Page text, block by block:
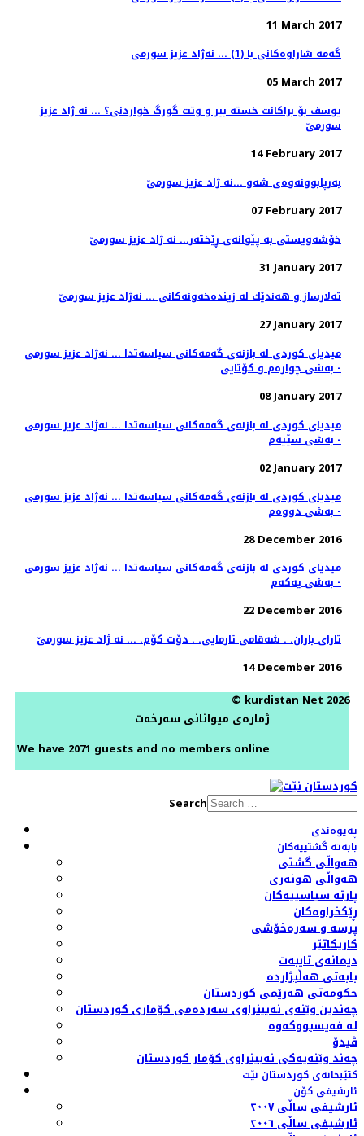
11 March 2017
گه‌مه‌ شاراوه‌كانی با (1) ... نه‌ژاد عزیز سورمی
05 March 2017
یوسف بۆ براكانت خسته‌ بیر و وتت گورگ خواردنی؟ ... نه ژاد عزیز
سورمێ
14 February 2017
به‌رپابوونه‌وه‌ی شه‌و ...نه ژاد عزيز سورمێ
07 February 2017
خۆشه‌ویستی به‌ پێوانه‌ی ڕێخته‌ر... نه ژاد عزیز سورمێ
31 January 2017
ته‌لارساز و هه‌ندێك له‌ زینده‌خه‌ونه‌كانی ... نەژاد عزیز سورمێ
27 January 2017
میدیای كوردی له‌ بازنه‌ی گه‌مه‌كانی سیاسه‌تدا ... نه‌ژاد عزیز سورمی
- به‌شی چواره‌م و كۆتایی
08 January 2017
میدیای كوردی له‌ بازنه‌ی گه‌مه‌كانی سیاسه‌تدا ... نه‌ژاد عزیز سورمی
- به‌شی سێیه‌م
02 January 2017
میدیای كوردی له‌ بازنه‌ی گه‌مه‌كانی سیاسه‌تدا ... نه‌ژاد عزیز سورمی
- به‌شی دووه‌م
28 December 2016
میدیای كوردی له‌ بازنه‌ی گه‌مه‌كانی سیاسه‌تدا ... نه‌ژاد عزیز سورمی
- به‌شی یه‌كه‌م
22 December 2016
تارای باران. . شه‌قامی تارمایی. . دۆت كۆم. ... نه ژاد عزیز سورمێ
14 December 2016
© kurdistan Net 2026
ژمارەی میوانانی سەرخەت
We have 2071 guests and no members online
Search
پەیوەندی
بابەتە گشتییەکان
هەواڵی گشتی
هەواڵی هونەری
پارتە سیاسییەکان
ڕێکخراوەکان
پرسە و سەرەخۆشی
کاریکاتێر
دیمانەی تایبەت
بابەتی هەڵبژاردە
حکومەتی هەرێمی کوردستان
چەندین وێنەی نەبینراوی سەردەمی کۆماری کوردستان
لە فەیسبووکەوە
ڤیدۆ
چەند وێنەیەکی نەبینراوی کۆمار کوردستان
کتێبخانەی کوردستان نێت
ئارشیفی کۆن
ئارشیفی ساڵی ٢٠٠٧
ئارشیفی ساڵی ٢٠٠٦